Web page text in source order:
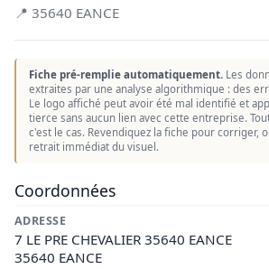
📍 35640 EANCE
Fiche pré-remplie automatiquement. Les
extraites par une analyse algorithmique : des
Le logo affiché peut avoir été mal identifié et
tierce sans aucun lien avec cette entreprise.
c'est le cas. Revendiquez la fiche pour corriger,
retrait immédiat du visuel.
Coordonnées
ADRESSE
7 LE PRE CHEVALIER 35640 EANCE
35640 EANCE